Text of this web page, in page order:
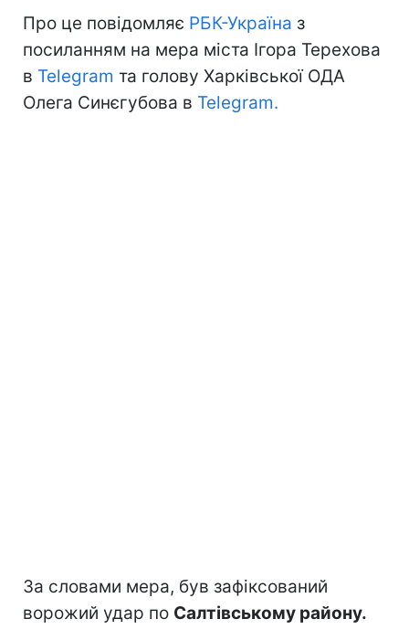
Про це повідомляє РБК-Україна з
посиланням на мера міста Ігора Терехова
в Telegram та голову Харківської ОДА
Олега Синєгубова в Telegram.
За словами мера, був зафіксований
ворожий удар по Салтівському району.